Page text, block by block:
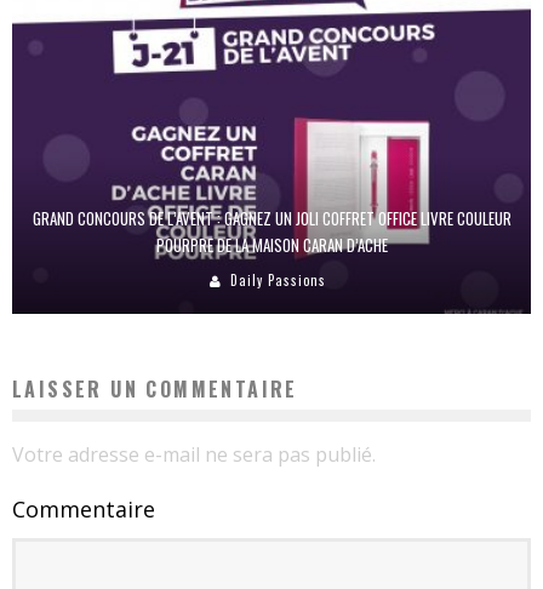
GRAND CONCOURS DE L’AVENT : GAGNEZ UN JOLI COFFRET OFFICE LIVRE COULEUR
POURPRE DE LA MAISON CARAN D’ACHE
Daily Passions
LAISSER UN COMMENTAIRE
Votre adresse e-mail ne sera pas publié.
Commentaire